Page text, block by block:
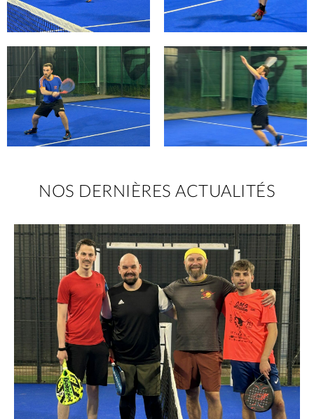
NOS DERNIÈRES ACTUALITÉS